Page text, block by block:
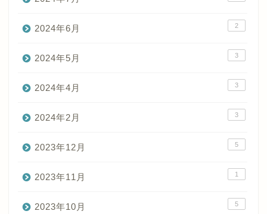
2024年6月 2
2024年5月 3
2024年4月 3
2024年2月 3
2023年12月 5
2023年11月 1
2023年10月 5